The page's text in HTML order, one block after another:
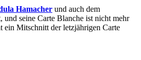
Hamacher und auch dem
und seine Carte Blanche ist nicht mehr
ein Mitschnitt der letzjährigen Carte